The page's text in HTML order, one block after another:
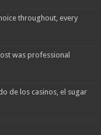
throughout, every
was professional
de los casinos, el sugar